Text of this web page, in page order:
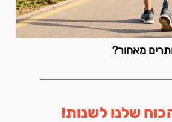
מאחור?
שלנו לשנות!